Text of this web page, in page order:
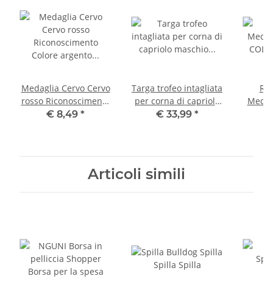
Medaglia Cervo Cervo
rosso Riconoscimento
Colore argento Premio
€ 8,49 *
Targa trofeo intagliata
per corna di capriolo
maschio marroni GH
€ 33,99 *
Articoli simili